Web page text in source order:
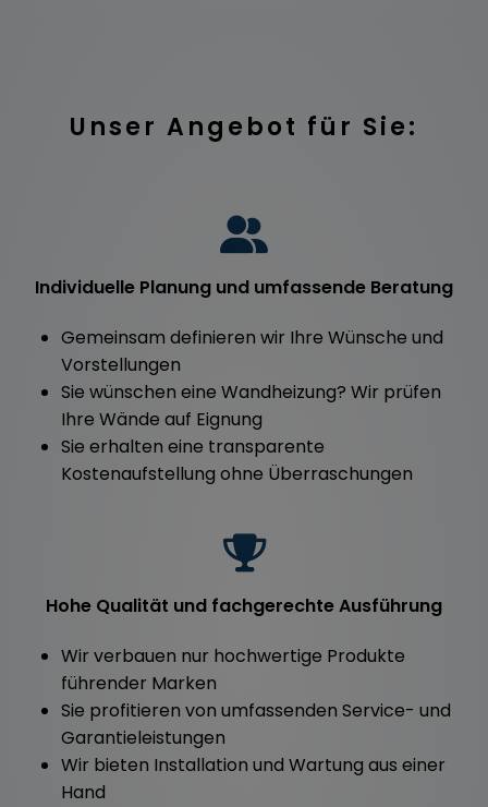
Unser Angebot für Sie:
Individuelle Planung und umfassende Beratung
Gemeinsam definieren wir Ihre Wünsche und
Vorstellungen
Sie wünschen eine Wandheizung? Wir prüfen
Ihre Wände auf Eignung
Sie erhalten eine transparente
Kostenaufstellung ohne Überraschungen
Hohe Qualität und fachgerechte Ausführung
Wir verbauen nur hochwertige Produkte
führender Marken
Sie profitieren von umfassenden Service- und
Garantieleistungen
Wir bieten Installation und Wartung aus einer
Hand